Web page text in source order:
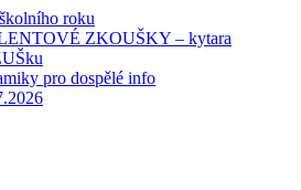
roku
ZKOUŠKY – kytara
pro dospělé info